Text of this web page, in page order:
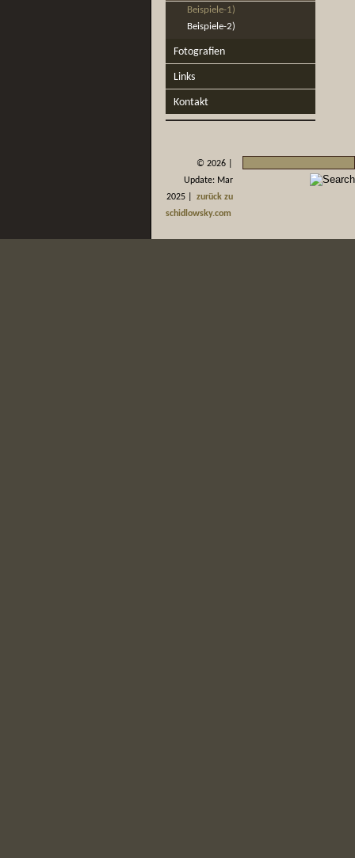
Beispiele-1)
Beispiele-2)
Fotografien
Links
Kontakt
© 2026 |
Update: Mar
2025 |
zurück zu
schidlowsky.com